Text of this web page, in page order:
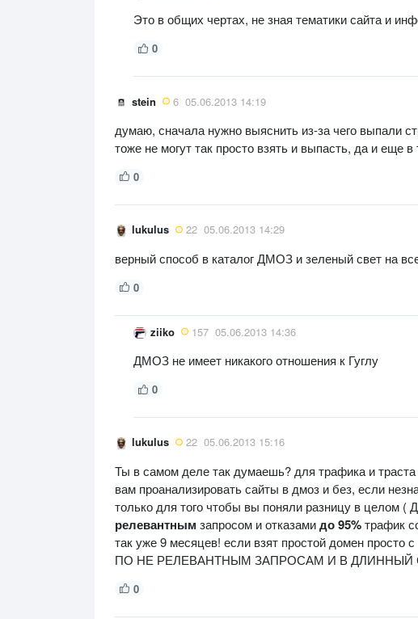
Это в общих чертах, не зная тематики сайта и
0
stein 6 05.06.2013 14:19
думаю, сначала нужно выяснить из-за чего выпали
тоже не могут так просто взять и выпасть, да и еще в
0
lukulus 22 05.06.2013 14:29
верный способ в каталог ДМОЗ и зеленый свет на
0
ziiko 157 05.06.2013 14:36
ДМОЗ не имеет никакого отношения к Гуглу
0
lukulus 22 05.06.2013 15:16
Ты в самом деле так думаешь? для трафика и
вам проанализировать сайты в дмоз и без, если
только для того чтобы вы поняли разницу в целом
релевантным запросом и отказамидо 95%трафик
так уже 9 месяцев! если взят простой домен
ПО НЕ РЕЛЕВАНТНЫМ ЗАПРОСАМ И В ДЛИННЫЙ
0